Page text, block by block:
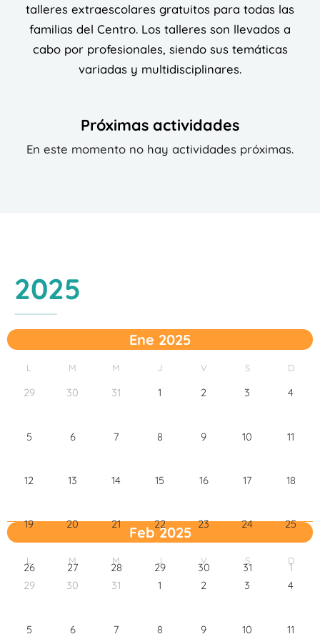
talleres extraescolares gratuitos para todas las
familias del Centro. Los talleres son llevados a
cabo por profesionales, siendo sus temáticas
variadas y multidisciplinares.
Próximas actividades
En este momento no hay actividades próximas.
2025
Ene 2025
L M M J V S D
29 30 31 1 2 3 4
5 6 7 8 9 10 11
12 13 14 15 16 17 18
19 20 21 22 23 24 25
26 27 28 29 30 31 1
Feb 2025
L M M J V S D
29 30 31 1 2 3 4
5 6 7 8 9 10 11